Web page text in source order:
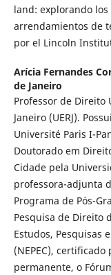
land: explorando
arrendamientos de
por el Lincoln
Arícia Fernandes
de Janeiro
Professor de Direito
Janeiro (UERJ).
Université Paris I-
Doutorado em
Cidade pela
professora-adjunta
Programa de Pós-
Pesquisa de Direito
Estudos, Pesquisas
(NEPEC),
permanente, o